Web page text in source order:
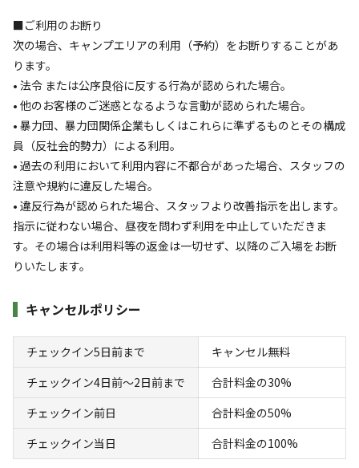
■ご利用のお断り
次の場合、キャンプエリアの利用（予約）をお断りすることがあ
ります。
• 法令 または公序良俗に反する行為が認められた場合。
• 他のお客様のご迷惑となるような言動が認められた場合。
• 暴力団、暴力団関係企業もしくはこれらに準ずるものとその構成
員（反社会的勢力）による利用。
• 過去の利用において利用内容に不都合があった場合、スタッフの
注意や規約に違反した場合。
• 違反行為が認められた場合、スタッフより改善指示を出します。
指示に従わない場合、昼夜を問わず利用を中止していただきま
す。その場合は利用料等の返金は一切せず、以降のご入場をお断
りいたします。
キャンセルポリシー
チェックイン5日前まで
キャンセル無料
チェックイン4日前〜2日前まで
合計料金の30%
チェックイン前日
合計料金の50%
チェックイン当日
合計料金の100%
・テーブル2台
・寝袋6枚
・コット6台
・ランタン3本
・サーキュレーター
・トング
・網
・BBQコンロ1台
・焚き火台1台
・手袋
・ひばさみ
・薪木炭
・カトラリー類＆お皿
・その他調理器具 など
れての入室をお願い致します。
キャンプ場でお支払いが必要になった際の対応決済方法
現金/クレジットカード